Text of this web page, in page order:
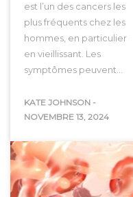
est l’un des cancers les
plus fréquents chez les
hommes, en particulier
en vieillissant. Les
symptômes peuvent…
KATE JOHNSON -
NOVEMBRE 13, 2024